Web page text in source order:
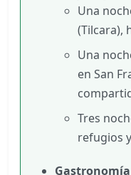
Una
(Tilcara),
Una
en San
Tres
refugios